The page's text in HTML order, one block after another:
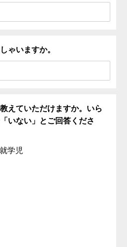
ゃいますか。
えていただけますか。いら
いない」とご回答くださ
学児